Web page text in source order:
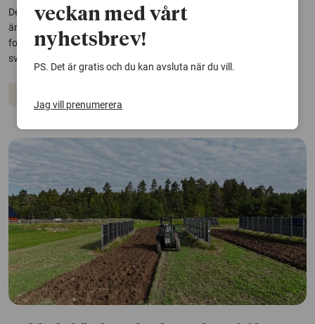
Det svenska jordbruket producerar betydligt mer energi och protein
än befolkningen behöver under ett normalår. Ett alltför ensidigt
fokus på ökad matproduktion kan dölja viktiga sårbarheter i den
svenska mat-beredskapen, enligt en ny rapport.
veckan med vårt
nyhetsbrev!
PS. Det är gratis och du kan avsluta när du vill.
Jag vill prenumerera